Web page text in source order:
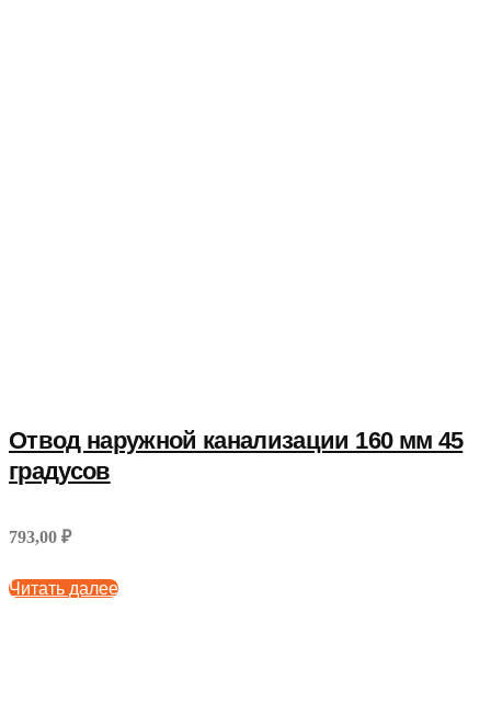
Отвод наружной канализации 160 мм 45
градусов
793,00 ₽
Читать далее